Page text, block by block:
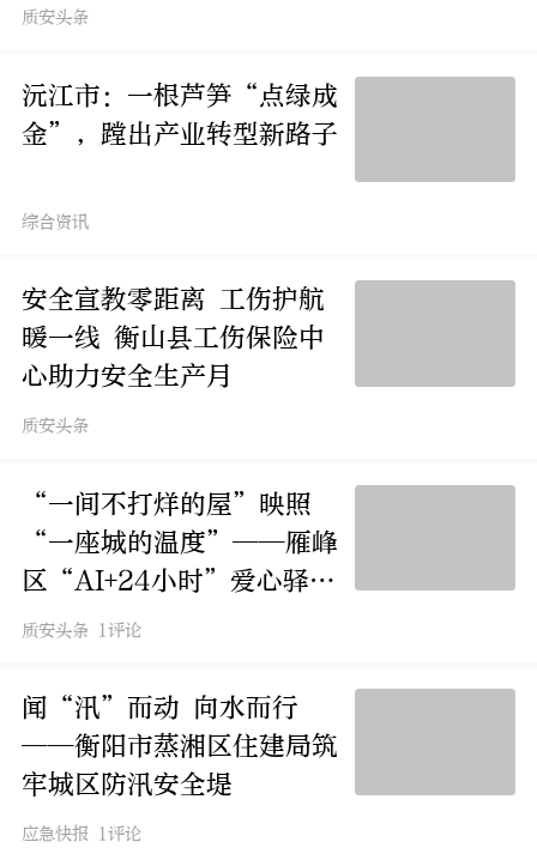
质安头条
沅江市：一根芦笋“点绿成
金”，蹚出产业转型新路子
综合资讯
安全宣教零距离 工伤护航
暖一线 衡山县工伤保险中
心助力安全生产月
质安头条
“一间不打烊的屋”映照
“一座城的温度”——雁峰
区“AI+24小时”爱心驿站
书写民生服务新样本
质安头条 1评论
闻“汛”而动 向水而行
——衡阳市蒸湘区住建局筑
牢城区防汛安全堤
应急快报 1评论